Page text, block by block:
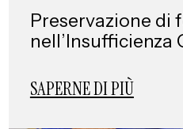
Preservazione di
nell’Insufficienza
SAPERNE DI PIÙ